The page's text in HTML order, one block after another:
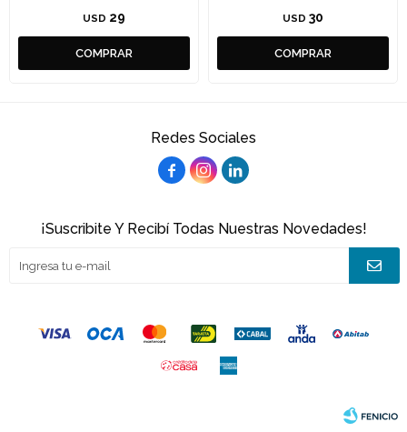
USD 29 USD 30
Redes Sociales
  
¡Suscribite Y Recibí Todas Nuestras Novedades!